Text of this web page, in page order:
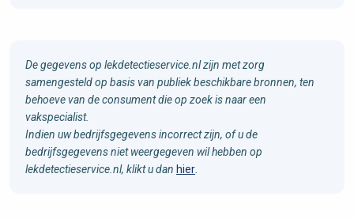
De gegevens op lekdetectieservice.nl zijn met zorg
samengesteld op basis van publiek beschikbare bronnen, ten
behoeve van de consument die op zoek is naar een
vakspecialist.
Indien uw bedrijfsgegevens incorrect zijn, of u de
bedrijfsgegevens niet weergegeven wil hebben op
lekdetectieservice.nl, klikt u dan hier